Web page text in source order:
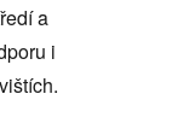
a
i